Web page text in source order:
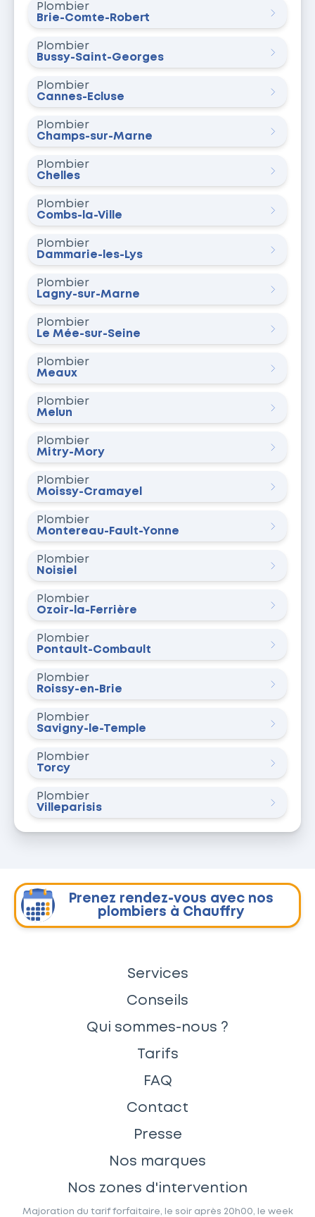
Plombier
Brie-Comte-Robert
Plombier
Bussy-Saint-Georges
Plombier
Cannes-Écluse
Plombier
Champs-sur-Marne
Plombier
Chelles
Plombier
Combs-la-Ville
Plombier
Dammarie-les-Lys
Plombier
Lagny-sur-Marne
Plombier
Le Mée-sur-Seine
Plombier
Meaux
Plombier
Melun
Plombier
Mitry-Mory
Plombier
Moissy-Cramayel
Plombier
Montereau-Fault-Yonne
Plombier
Noisiel
Plombier
Ozoir-la-Ferrière
Plombier
Pontault-Combault
Plombier
Roissy-en-Brie
Plombier
Savigny-le-Temple
Plombier
Torcy
Plombier
Villeparisis
Prenez rendez-vous avec nos
plombiers à Chauffry
Services
Conseils
Qui sommes-nous ?
Tarifs
FAQ
Contact
Presse
Nos marques
Nos zones d'intervention
Majoration du tarif forfaitaire, le soir après 20h00, le week